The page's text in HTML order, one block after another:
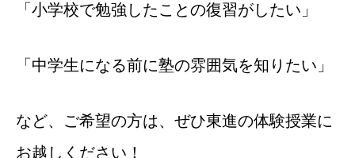
「小学校で勉強したことの復習がしたい」
「中学生になる前に塾の雰囲気を知りたい」
など、ご希望の方は、ぜひ東進の体験授業に
お越しください！